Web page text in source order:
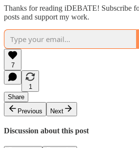
Thanks for reading iDEBATE! Subscribe
posts and support my work.
7
1
Share
Previous
Next
Discussion about this post